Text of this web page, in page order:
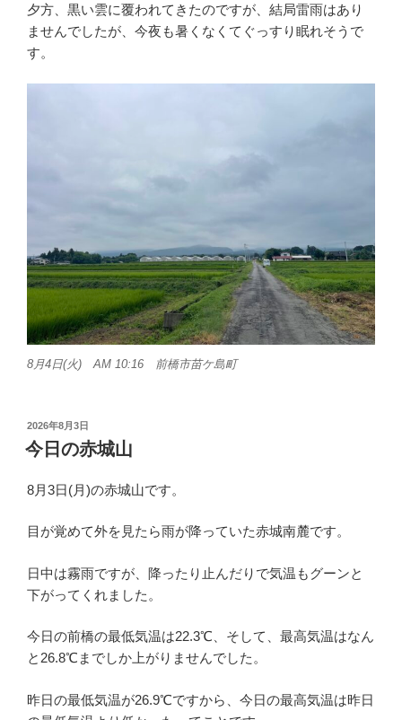
夕方、黒い雲に覆われてきたのですが、結局雷雨はあり
ませんでしたが、今夜も暑くなくてぐっすり眠れそうで
す。
8月4日(火) AM 10:16 前橋市苗ケ島町
投
稿
日:
2026年8月3日
今日の赤城山
8月3日(月)の赤城山です。
目が覚めて外を見たら雨が降っていた赤城南麓です。
日中は霧雨ですが、降ったり止んだりで気温もグーンと
下がってくれました。
今日の前橋の最低気温は22.3℃、そして、最高気温はなん
と26.8℃までしか上がりませんでした。
昨日の最低気温が26.9℃ですから、今日の最高気温は昨日